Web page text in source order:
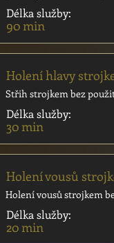
Délka služby:
90 min
Holení hlavy
Střih strojkem bez
Délka služby:
30 min
Holení vousů
Holení vousů strojkem
Délka služby:
20 min